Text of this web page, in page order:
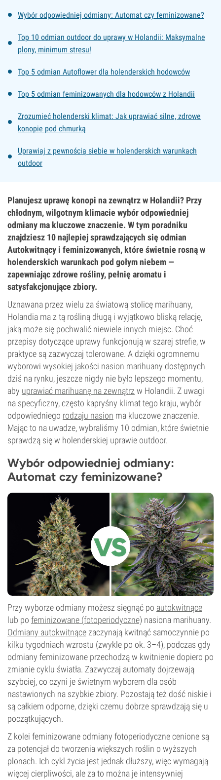
Wybór odpowiedniej odmiany: Automat czy feminizowane?
Top 10 odmian outdoor do uprawy w Holandii: Maksymalne
plony, minimum stresu!
Top 5 odmian Autoflower dla holenderskich hodowców
Top 5 odmian feminizowanych dla hodowców z Holandii
Zrozumieć holenderski klimat: Jak uprawiać silne, zdrowe
konopie pod chmurką
Uprawiaj z pewnością siebie w holenderskich warunkach
outdoor
Planujesz uprawę konopi na zewnątrz w Holandii? Przy
chłodnym, wilgotnym klimacie wybór odpowiedniej
odmiany ma kluczowe znaczenie. W tym poradniku
znajdziesz 10 najlepiej sprawdzających się odmian
Autokwitnący i feminizowanych, które świetnie rosną w
holenderskich warunkach pod gołym niebem —
zapewniając zdrowe rośliny, pełnię aromatu i
satysfakcjonujące zbiory.
Uznawana przez wielu za światową stolicę marihuany,
Holandia ma z tą rośliną długą i wyjątkowo bliską relację,
jaką może się pochwalić niewiele innych miejsc. Choć
przepisy dotyczące uprawy funkcjonują w szarej strefie, w
praktyce są zazwyczaj tolerowane. A dzięki ogromnemu
wyborowi wysokiej jakości nasion marihuany dostępnych
dziś na rynku, jeszcze nigdy nie było lepszego momentu,
aby uprawiać marihuanę na zewnątrz w Holandii. Z uwagi
na specyficzny, często kapryśny klimat tego kraju, wybór
odpowiedniego rodzaju nasion ma kluczowe znaczenie.
Mając to na uwadze, wybraliśmy 10 odmian, które świetnie
sprawdzą się w holenderskiej uprawie outdoor.
Wybór odpowiedniej odmiany:
Automat czy feminizowane?
Przy wyborze odmiany możesz sięgnąć po autokwitnące
lub po feminizowane (fotoperiodyczne) nasiona marihuany.
Odmiany autokwitnące zaczynają kwitnąć samoczynnie po
kilku tygodniach wzrostu (zwykle po ok. 3–4), podczas gdy
odmiany feminizowane przechodzą w kwitnienie dopiero po
zmianie cyklu światła. Zazwyczaj automaty dojrzewają
szybciej, co czyni je świetnym wyborem dla osób
nastawionych na szybkie zbiory. Pozostają też dość niskie i
są całkiem odporne, dzięki czemu dobrze sprawdzają się u
początkujących.
Z kolei feminizowane odmiany fotoperiodyczne cenione są
za potencjał do tworzenia większych roślin o wyższych
plonach. Ich cykl życia jest jednak dłuższy, więc wymagają
więcej cierpliwości, ale za to można je intensywniej